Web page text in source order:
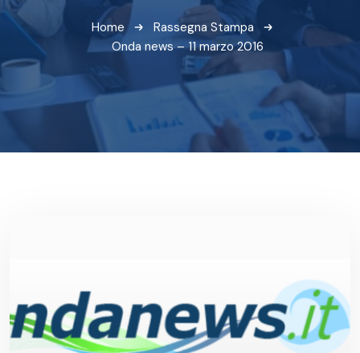
Home
Rassegna Stampa
Onda news – 11 marzo 2016